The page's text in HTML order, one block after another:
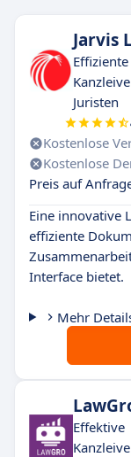
Jarvis
Effiziente
Juristen
Kostenlose
Kostenlose
Preis auf
Eine innovative
effiziente
Interface bietet.
Mehr
Effektive